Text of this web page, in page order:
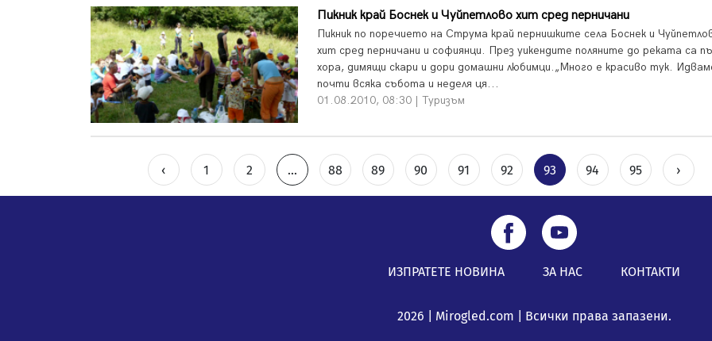
Пикник край Боснек и Чуйпетлово хит сред перничани
Пикник по поречието на Струма край пернишките села Боснек и
хит сред перничани и софиянци. През уикендите поляните до реката са
хора, димящи скари и дори домашни любимци.„Много е красиво тук.
почти всяка събота и неделя ця...
01.08.2010, 08:30 | Туризъм
‹ 1 2 ... 88 89 90 91 92 93 94 95 ›
ИЗПРАТЕТЕ НОВИНА ЗА НАС КОНТАКТИ
2026 | Mirogled.com | Всички права запазени.